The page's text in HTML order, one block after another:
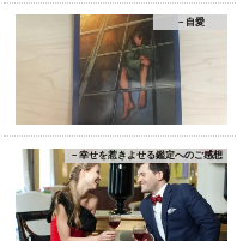
－自愛
－幸せを惹きよせる鑑定へのご感想